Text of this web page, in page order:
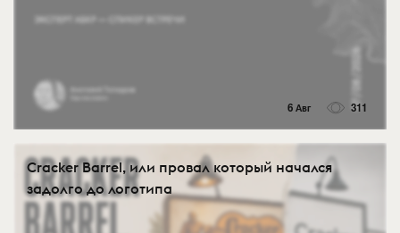
6 Авг 311
Cracker Barrel, или провал который начался
задолго до логотипа